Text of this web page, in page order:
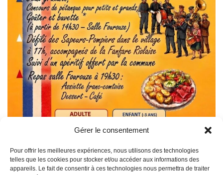
Gérer le consentement
Pour offrir les meilleures expériences, nous utilisons des technologies
telles que les cookies pour stocker et/ou accéder aux informations des
appareils. Le fait de consentir à ces technologies nous permettra de traiter